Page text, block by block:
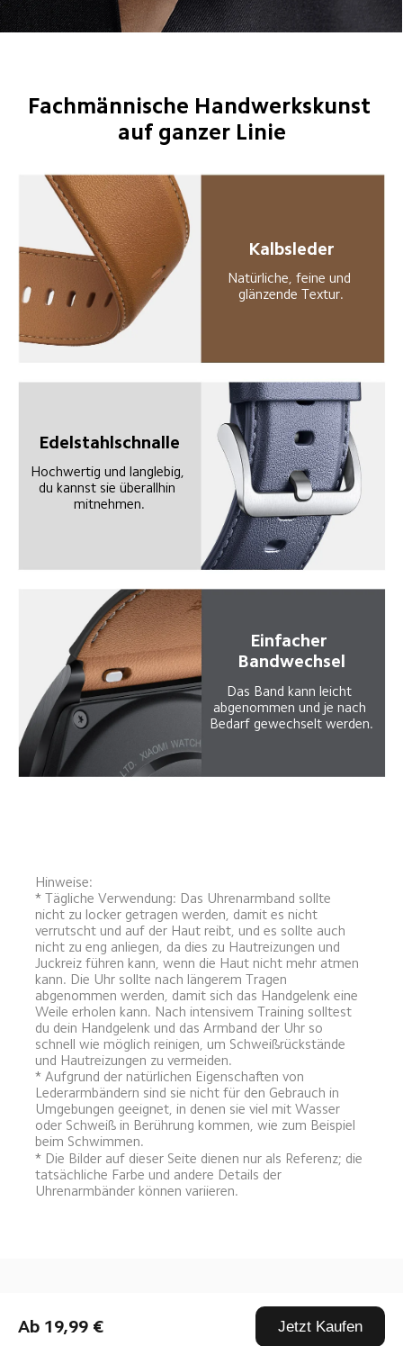
Ab 19,99 € Jetzt Kaufen
Fachmännische Handwerkskunst
auf ganzer Linie
Edelstahlschnalle
Hochwertig und langlebig,
du kannst sie überallhin
mitnehmen.
Einfacher
Bandwechsel
Das Band kann leicht
abgenommen und je nach
Bedarf gewechselt werden.
Kalbsleder
Natürliche, feine und
glänzende Textur.
Hinweise:
* Tägliche Verwendung: Das Uhrenarmband sollte
nicht zu locker getragen werden, damit es nicht
verrutscht und auf der Haut reibt, und es sollte auch
nicht zu eng anliegen, da dies zu Hautreizungen und
Juckreiz führen kann, wenn die Haut nicht mehr atmen
kann. Die Uhr sollte nach längerem Tragen
abgenommen werden, damit sich das Handgelenk eine
Weile erholen kann. Nach intensivem Training solltest
du dein Handgelenk und das Armband der Uhr so
schnell wie möglich reinigen, um Schweißrückstände
und Hautreizungen zu vermeiden.
* Aufgrund der natürlichen Eigenschaften von
Lederarmbändern sind sie nicht für den Gebrauch in
Umgebungen geeignet, in denen sie viel mit Wasser
oder Schweiß in Berührung kommen, wie zum Beispiel
beim Schwimmen.
* Die Bilder auf dieser Seite dienen nur als Referenz; die
tatsächliche Farbe und andere Details der
Uhrenarmbänder können variieren.